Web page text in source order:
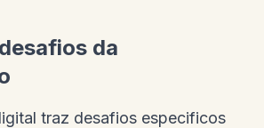
da
traz desafios especificos